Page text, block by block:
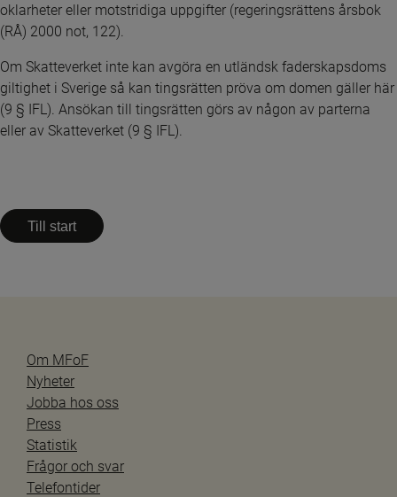
oklarheter eller motstridiga uppgifter (regeringsrättens årsbok
(RÅ) 2000 not, 122).
Om Skatteverket inte kan avgöra en utländsk faderskapsdoms
giltighet i Sverige så kan tingsrätten pröva om domen gäller här
(9 § IFL). Ansökan till tingsrätten görs av någon av parterna
eller av Skatteverket (9 § IFL).
Till start
Om MFoF
Nyheter
Jobba hos oss
Press
Statistik
Frågor och svar
Telefontider